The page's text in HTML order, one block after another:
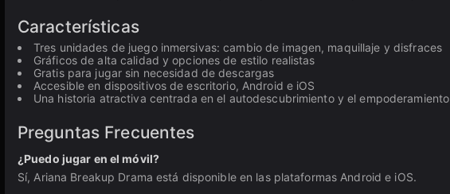
Características
Tres unidades de juego inmersivas: cambio de imagen, maquillaje y disfraces
Gráficos de alta calidad y opciones de estilo realistas
Gratis para jugar sin necesidad de descargas
Accesible en dispositivos de escritorio, Android e iOS
Una historia atractiva centrada en el autodescubrimiento y el empoderamiento
Preguntas Frecuentes
¿Puedo jugar en el móvil?
Sí, Ariana Breakup Drama está disponible en las plataformas Android e iOS.